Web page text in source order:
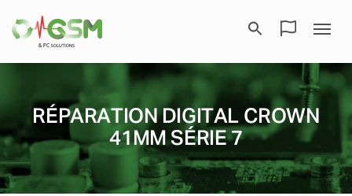
RÉPARATION DIGITAL CROWN
41MM SÉRIE 7